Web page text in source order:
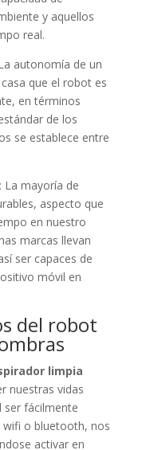
y aquellos
real.
autonomía de un
que el robot es
en términos
de los
se establece entre
La mayoría de
aspecto que
en nuestro
marcas llevan
ser capaces de
móvil en
del robot
limpia
nuestras vidas
ser fácilmente
wifi o bluetooth, nos
activar en